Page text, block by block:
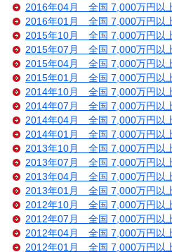
2016年04月 全国 7,000万円以
2016年01月 全国 7,000万円以
2015年10月 全国 7,000万円以
2015年07月 全国 7,000万円以
2015年04月 全国 7,000万円以
2015年01月 全国 7,000万円以
2014年10月 全国 7,000万円以
2014年07月 全国 7,000万円以
2014年04月 全国 7,000万円以
2014年01月 全国 7,000万円以
2013年10月 全国 7,000万円以
2013年07月 全国 7,000万円以
2013年04月 全国 7,000万円以
2013年01月 全国 7,000万円以
2012年10月 全国 7,000万円以
2012年07月 全国 7,000万円以
2012年04月 全国 7,000万円以
2012年01月 全国 7,000万円以